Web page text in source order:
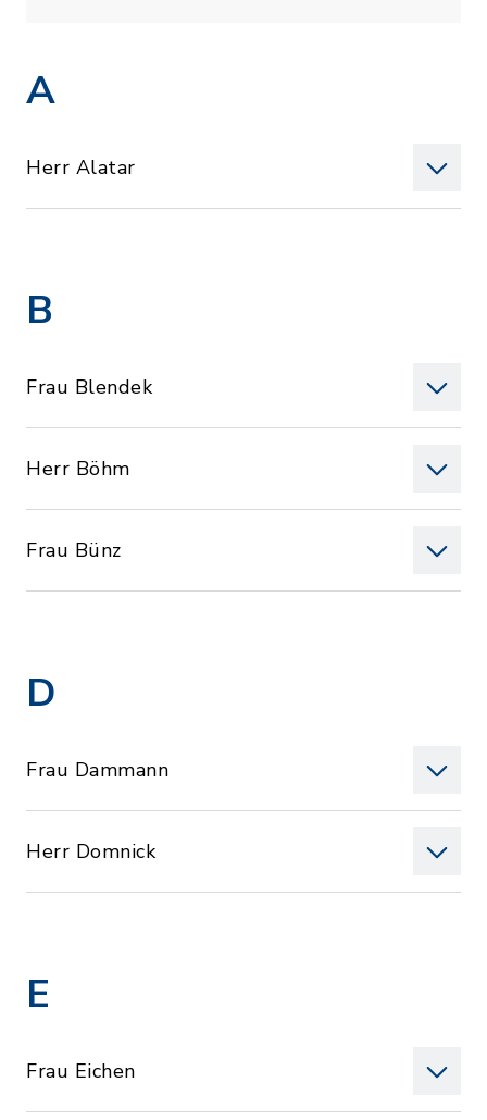
A
Herr Alatar
B
Frau Blendek
Herr Böhm
Frau Bünz
D
Frau Dammann
Herr Domnick
E
Frau Eichen